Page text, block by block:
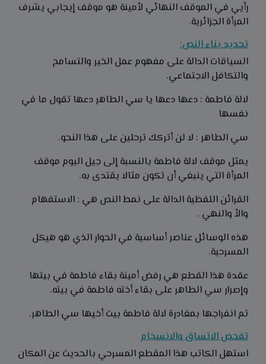
رأيي في الموقف النهائي لأمينة هو موقف إيجابي يشرف
المرأة الجزائرية.
تحديد بناء النص:
السياقات الدالة على مفهوم عمل الخير والتسامح
والتكافل الاجتماعي.
لالة فاطمة : دعها دعها يا سي الطاهر دعها تقول ما في
نفسها
سي الطاهر : لا لن أتركك ترحلين على هذا النحو.
يمثل موقف لالة فاطمة بالنسبة إلى جيل البوم موقف
المرأة التي ينبغي أن تكون مثالا يقتدى به.
القرائن اللفظية الدالة على نمط النص هي : الاستفهام
والأ والنهي .
هذه الوسائل عناصر أساسية في الحوار الذي هو هيكل
المسرحية.
عقدة هذا القطع هي رفض أمينة بقاء فاطمة في بيتها
وإصرار سي الطاهر على بقاء أخته فاطمة في بيته.
تم انفراجها بمغادرة لالة فاطمة بيت أخيها سي الطاهر.
تفحص الاتساق والانسجام
استهل الكاتب هذا المقطع المسرحي بالحديث عن المكان